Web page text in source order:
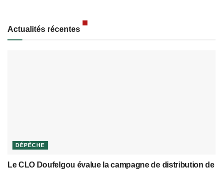
Actualités récentes
DÉPÊCHE
Le CLO Doufelgou évalue la campagne de distribution de